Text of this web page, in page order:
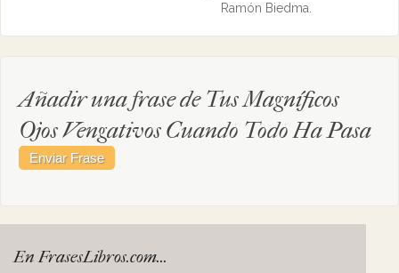
Ramón Biedma.
Añadir una frase de Tus Magníficos
Ojos Vengativos Cuando Todo Ha Pasa
En FrasesLibros.com...